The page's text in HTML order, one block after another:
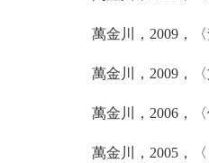
萬金川，2009，
萬金川，2009，
萬金川，2006，
萬金川，2005，